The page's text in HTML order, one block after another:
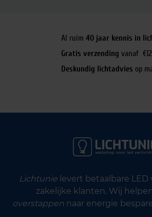
Al ruim 40 jaar kennis in
Gratis verzending vanaf
Deskundig lichtadvies op
Lichtunielevert betaalbare LED
zakelijke klanten. Wij helpen
overstappen naar energie